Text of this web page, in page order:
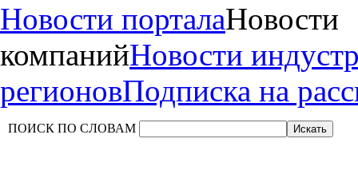
Новости порталаНовости
компанийНовости
регионовПодписка на
ПОИСК ПО СЛОВАМ